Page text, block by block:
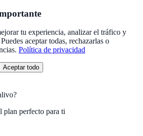
tu experiencia, analizar el tráfico y
aceptar todas, rechazarlas o
Política de privacidad
Aceptar todo
plan perfecto para ti